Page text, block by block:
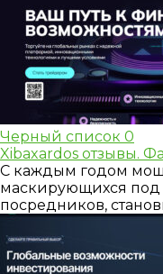
Черный список 0
Xibaxardos отзывы.
С каждым годом
маскирующихся
посредников,